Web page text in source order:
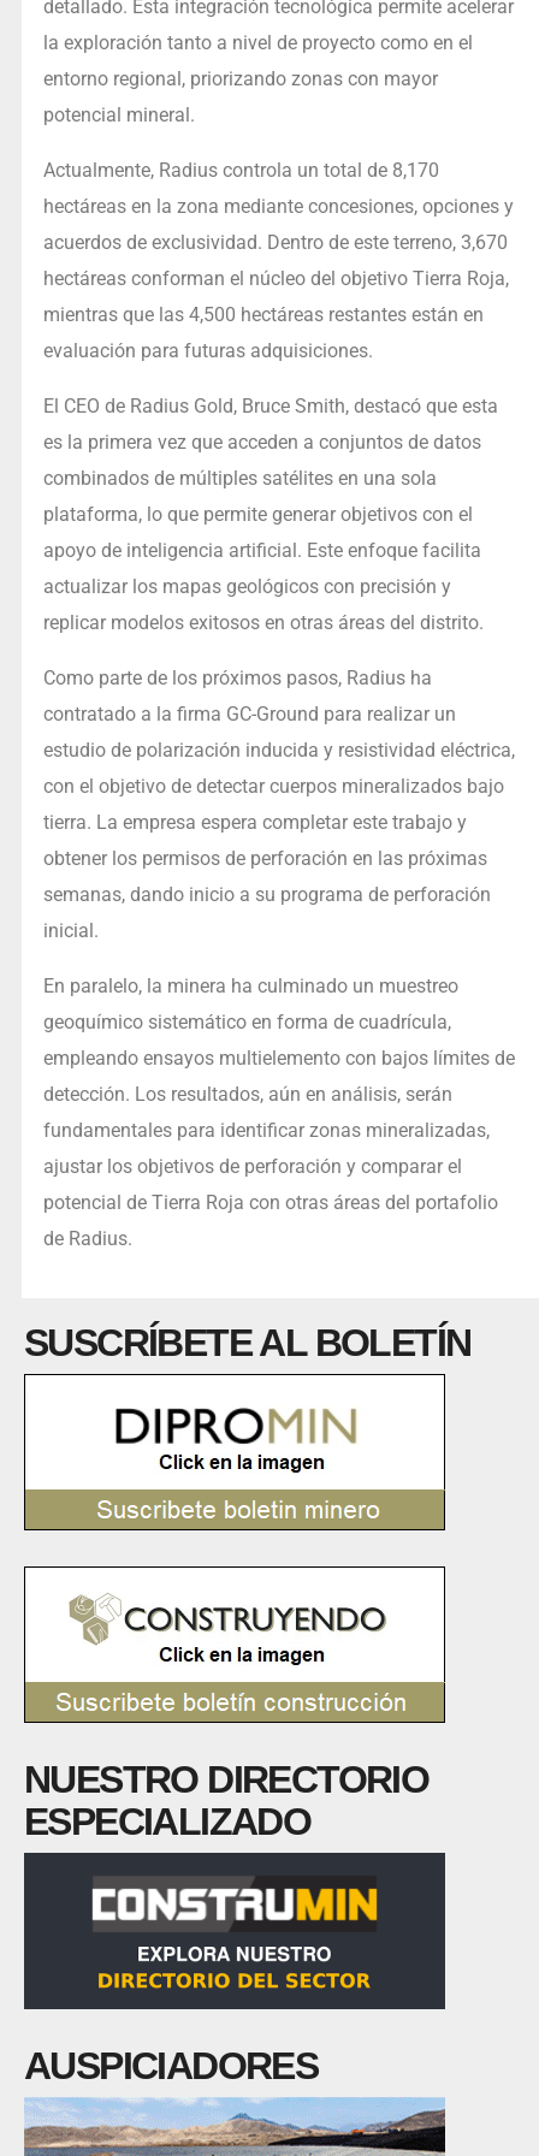
detallado. Esta integración tecnológica permite acelerar
la exploración tanto a nivel de proyecto como en el
entorno regional, priorizando zonas con mayor
potencial mineral.
Actualmente, Radius controla un total de 8,170
hectáreas en la zona mediante concesiones, opciones y
acuerdos de exclusividad. Dentro de este terreno, 3,670
hectáreas conforman el núcleo del objetivo Tierra Roja,
mientras que las 4,500 hectáreas restantes están en
evaluación para futuras adquisiciones.
El CEO de Radius Gold, Bruce Smith, destacó que esta
es la primera vez que acceden a conjuntos de datos
combinados de múltiples satélites en una sola
plataforma, lo que permite generar objetivos con el
apoyo de inteligencia artificial. Este enfoque facilita
actualizar los mapas geológicos con precisión y
replicar modelos exitosos en otras áreas del distrito.
Como parte de los próximos pasos, Radius ha
contratado a la firma GC-Ground para realizar un
estudio de polarización inducida y resistividad eléctrica,
con el objetivo de detectar cuerpos mineralizados bajo
tierra. La empresa espera completar este trabajo y
obtener los permisos de perforación en las próximas
semanas, dando inicio a su programa de perforación
inicial.
En paralelo, la minera ha culminado un muestreo
geoquímico sistemático en forma de cuadrícula,
empleando ensayos multielemento con bajos límites de
detección. Los resultados, aún en análisis, serán
fundamentales para identificar zonas mineralizadas,
ajustar los objetivos de perforación y comparar el
potencial de Tierra Roja con otras áreas del portafolio
de Radius.
SUSCRÍBETE AL BOLETÍN
NUESTRO DIRECTORIO
ESPECIALIZADO
AUSPICIADORES